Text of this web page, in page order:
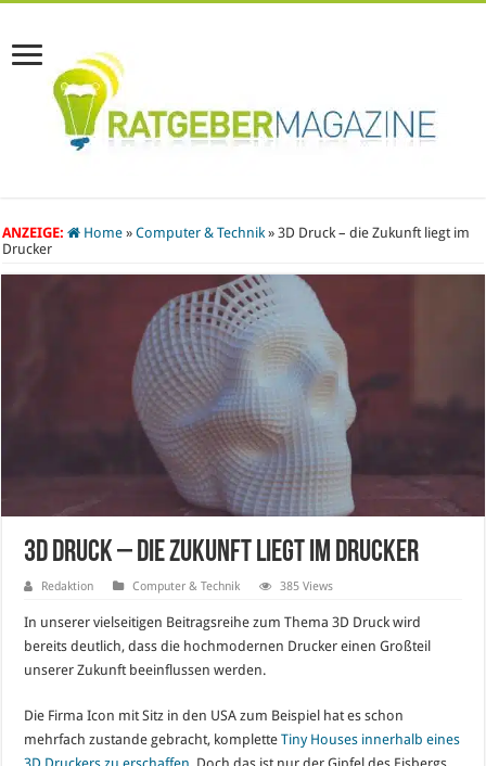
ANZEIGE: Home » Computer & Technik » 3D Druck – die Zukunft liegt im
Drucker
3D Druck – die Zukunft liegt im Drucker
Redaktion Computer & Technik 385 Views
In unserer vielseitigen Beitragsreihe zum Thema 3D Druck wird
bereits deutlich, dass die hochmodernen Drucker einen Großteil
unserer Zukunft beeinflussen werden.
Die Firma Icon mit Sitz in den USA zum Beispiel hat es schon
mehrfach zustande gebracht, kompletteTiny Houses innerhalb eines